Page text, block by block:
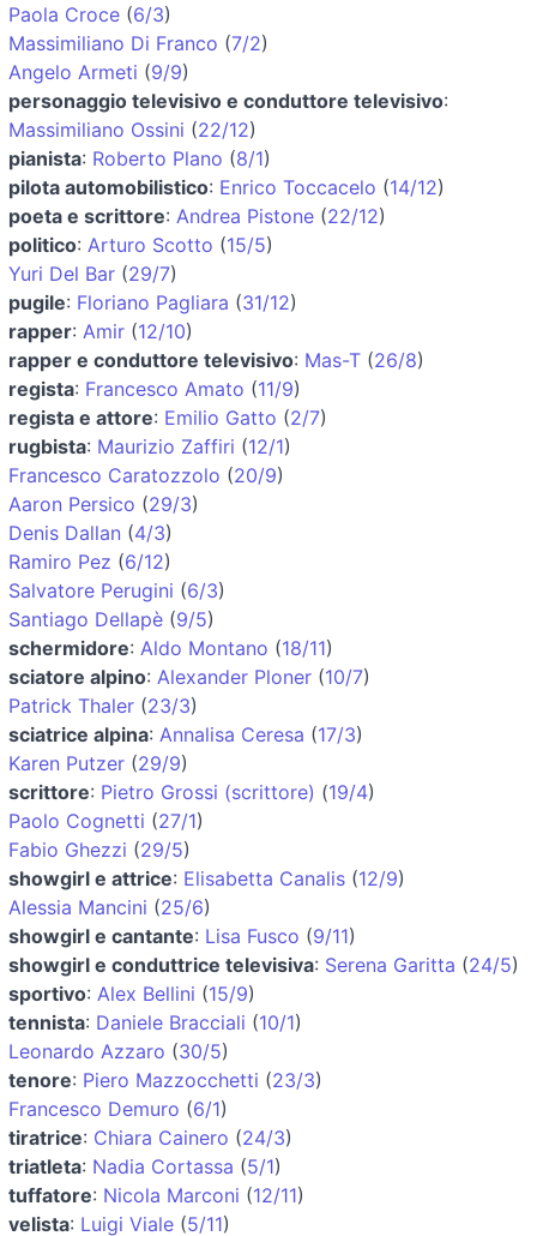
Paola Croce (6/3)
Massimiliano Di Franco (7/2)
Angelo Armeti (9/9)
personaggio televisivo e conduttore televisivo:
Massimiliano Ossini (22/12)
pianista: Roberto Plano (8/1)
pilota automobilistico: Enrico Toccacelo (14/12)
poeta e scrittore: Andrea Pistone (22/12)
politico: Arturo Scotto (15/5)
Yuri Del Bar (29/7)
pugile: Floriano Pagliara (31/12)
rapper: Amir (12/10)
rapper e conduttore televisivo: Mas-T (26/8)
regista: Francesco Amato (11/9)
regista e attore: Emilio Gatto (2/7)
rugbista: Maurizio Zaffiri (12/1)
Francesco Caratozzolo (20/9)
Aaron Persico (29/3)
Denis Dallan (4/3)
Ramiro Pez (6/12)
Salvatore Perugini (6/3)
Santiago Dellapè (9/5)
schermidore: Aldo Montano (18/11)
sciatore alpino: Alexander Ploner (10/7)
Patrick Thaler (23/3)
sciatrice alpina: Annalisa Ceresa (17/3)
Karen Putzer (29/9)
scrittore: Pietro Grossi (scrittore) (19/4)
Paolo Cognetti (27/1)
Fabio Ghezzi (29/5)
showgirl e attrice: Elisabetta Canalis (12/9)
Alessia Mancini (25/6)
showgirl e cantante: Lisa Fusco (9/11)
showgirl e conduttrice televisiva: Serena Garitta (24/5)
sportivo: Alex Bellini (15/9)
tennista: Daniele Bracciali (10/1)
Leonardo Azzaro (30/5)
tenore: Piero Mazzocchetti (23/3)
Francesco Demuro (6/1)
tiratrice: Chiara Cainero (24/3)
triatleta: Nadia Cortassa (5/1)
tuffatore: Nicola Marconi (12/11)
velista: Luigi Viale (5/11)